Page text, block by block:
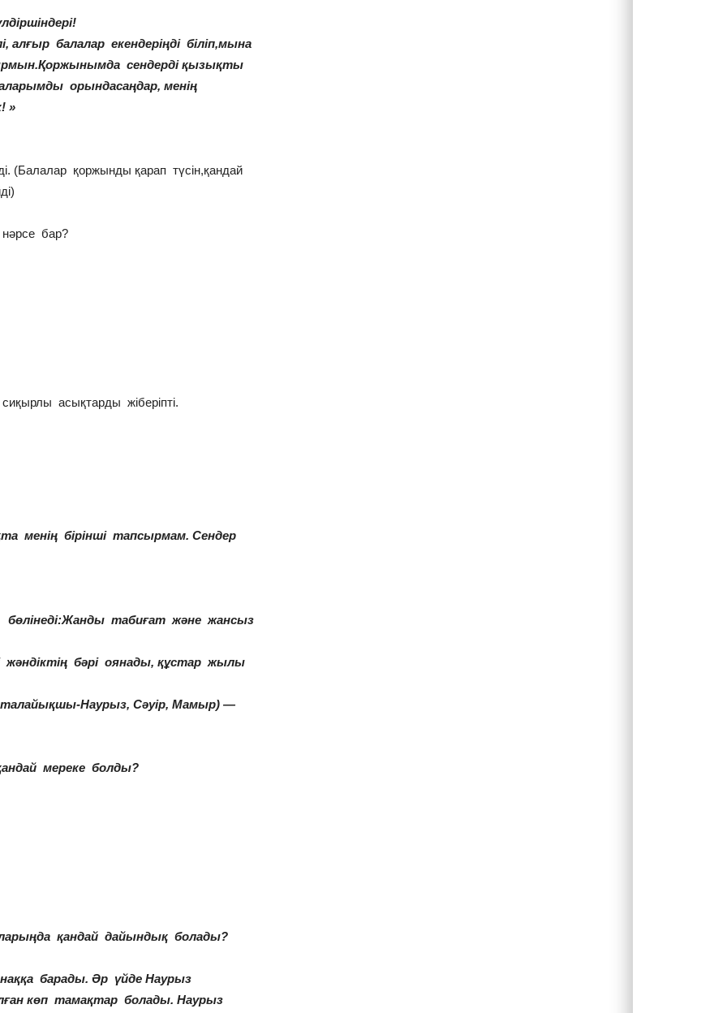
алғыр балалар екендеріңді біліп,мына
сендерді қызықты
орындасаңдар, менің
»
(Балалар қоржынды қарап түсін,қандай
бар?
асықтарды жіберіпті.
менің бірінші тапсырмам. Сендер
бөлінеді:Жанды табиғат және жансыз
жәндіктің бәрі оянады, құстар жылы
Наурыз, Сәуір, Мамыр) —
мереке болды?
қандай дайындық болады?
барады. Әр үйде Наурыз
көп тамақтар болады. Наурыз